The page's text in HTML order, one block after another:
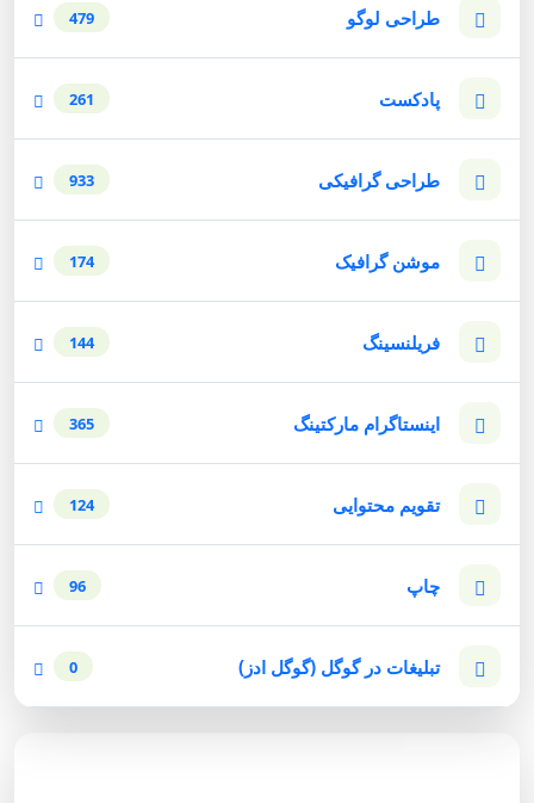
طراحی لوگو 479
پادکست 261
طراحی گرافیکی 933
موشن گرافیک 174
فریلنسینگ 144
اینستاگرام مارکتینگ 365
تقویم محتوایی 124
چاپ 96
تبلیغات در گوگل (گوگل ادز) 0